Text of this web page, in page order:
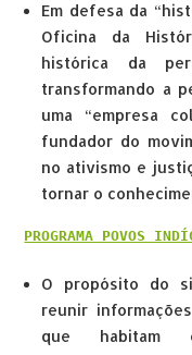
Em defesa da
Oficina da
histórica da
transformando a
uma “empresa
fundador do
no ativismo e
tornar o
PROGRAMA POVOS
O propósito do
reunir
que habitam